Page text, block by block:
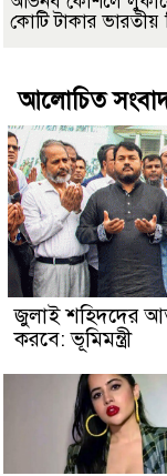
কোটি টাকার ভারতীয়
আলোচিত
জুলাই শহিদদের
করবে: ভূমিমন্ত্রী